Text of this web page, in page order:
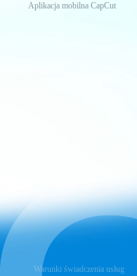
Aplikacja mobilna CapCut
Warunki świadczenia usług